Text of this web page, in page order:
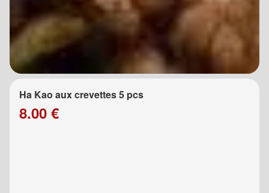
Ha Kao aux crevettes 5 pcs
8.00 €